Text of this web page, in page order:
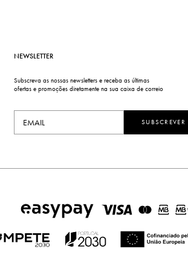
NEWSLETTER
Subscreva as nossas newsletters e receba as últimas
ofertas e promoções diretamente na sua caixa de correio
SUBSCREVER